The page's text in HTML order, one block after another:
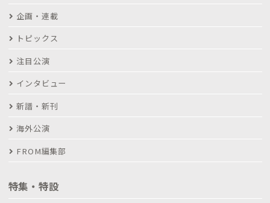
企画・連載
トピックス
注目公演
インタビュー
新譜・新刊
海外公演
FROM編集部
特集・特設